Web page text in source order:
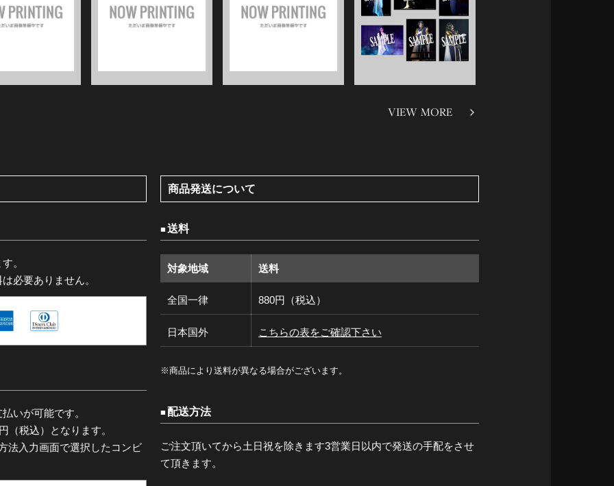
VIEW MORE
。
必要ありません。
いが可能です。
（税込）となります。
法入力画面で選択したコンビ
商品発送について
送料
対象地域 送料
全国一律 880円（税込）
日本国外 こちらの表をご確認下さい
※商品により送料が異なる場合がございます。
配送方法
ご注文頂いてから土日祝を除きます3営業日以内で発送の手配をさせ
て頂きます。